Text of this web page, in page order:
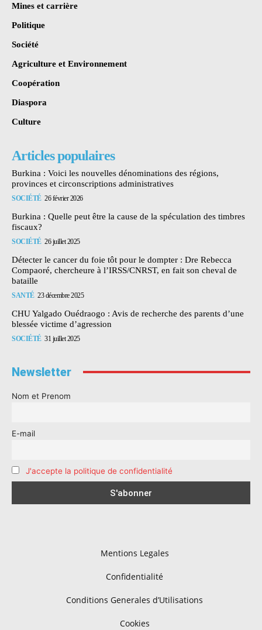
Mines et carrière
Politique
Société
Agriculture et Environnement
Coopération
Diaspora
Culture
Articles populaires
Burkina : Voici les nouvelles dénominations des régions,
provinces et circonscriptions administratives
SOCIÉTÉ 26 février 2026
Burkina : Quelle peut être la cause de la spéculation des timbres
fiscaux?
SOCIÉTÉ 26 juillet 2025
Détecter le cancer du foie tôt pour le dompter : Dre Rebecca
Compaoré, chercheure à l’IRSS/CNRST, en fait son cheval de
bataille
SANTÉ 23 décembre 2025
CHU Yalgado Ouédraogo : Avis de recherche des parents d’une
blessée victime d’agression
SOCIÉTÉ 31 juillet 2025
Newsletter
Nom et Prenom
E-mail
J'accepte la politique de confidentialité
Mentions Legales
Confidentialité
Conditions Generales d’Utilisations
Cookies